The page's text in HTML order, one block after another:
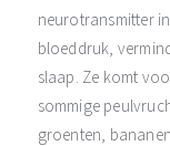
neurotransmitter
bloeddruk,
slaap. Ze komt
sommige
groenten,